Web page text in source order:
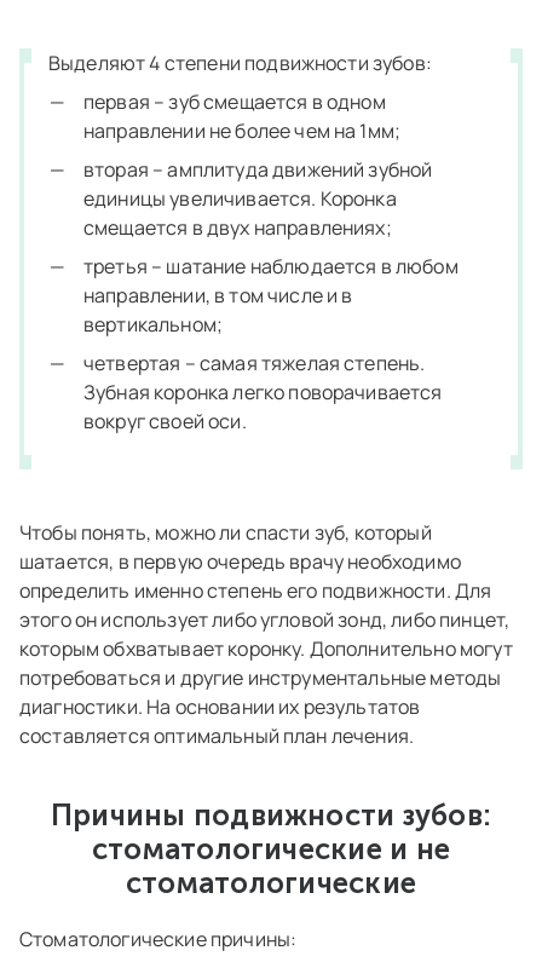
Выделяют 4 степени подвижности зубов:
первая – зуб смещается в одном
направлении не более чем на 1мм;
вторая – амплитуда движений зубной
единицы увеличивается. Коронка
смещается в двух направлениях;
третья – шатание наблюдается в любом
направлении, в том числе и в
вертикальном;
четвертая – самая тяжелая степень.
Зубная коронка легко поворачивается
вокруг своей оси.
Чтобы понять, можно ли спасти зуб, который
шатается, в первую очередь врачу необходимо
определить именно степень его подвижности. Для
этого он использует либо угловой зонд, либо пинцет,
которым обхватывает коронку. Дополнительно могут
потребоваться и другие инструментальные методы
диагностики. На основании их результатов
составляется оптимальный план лечения.
Причины подвижности зубов:
стоматологические и не
стоматологические
Стоматологические причины: